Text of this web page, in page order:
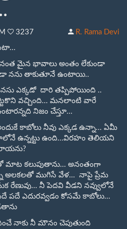
3237 R. Rama Devi
మైన భావాలు అంతం లేకుండా
నను తాకుతూనే ఉంటాయి..
ఎక్కడో దారి తప్పిపోయింది ..
వచ్చింది... మనలాంటి వారే
నిజం చేస్తూ...
కాబోలు నీవు ఎక్కడ ఉన్నా... ఏమీ
ఉన్నట్టు ఉంది...విరహం తెలియని
కలుపుతాను... అనంతంగా
అలకలతో ముగిసే వేళ... నాపై ప్రేమ
రేణువు... నీ పెదవి వీడని నవ్వులోనే
పదే ఎదురవ్వడం కోసమే కాబోలు...
నాకు నీ మౌనం చెపుతుంది